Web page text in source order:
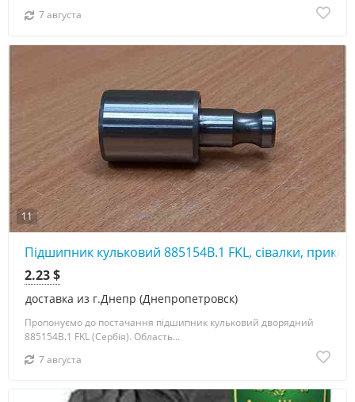
7 августа
11
Підшипник кульковий 885154В.1 FKL, сівалки,
доставка из г.Днепр (Днепропетровск)
2.23 $
Пропонуємо до постачання підшипник кульковий дворядний
885154В.1 FKL (Сербія). Область...
7 августа